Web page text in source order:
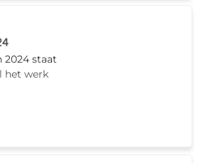
ze de gr
2024 staat
het werk